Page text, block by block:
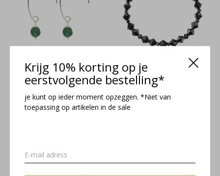
Krijg 10% korting op je
eerstvolgende bestelling*
je kunt op ieder moment opzeggen. *Niet van
toepassing op artikelen in de sale
Oorbellen Swarovski kristal
groen - 925 zilver - 1754
€22,95
Incl. btw
Armband Swarovski kristal
925 zilver - 2165
Incl. btw